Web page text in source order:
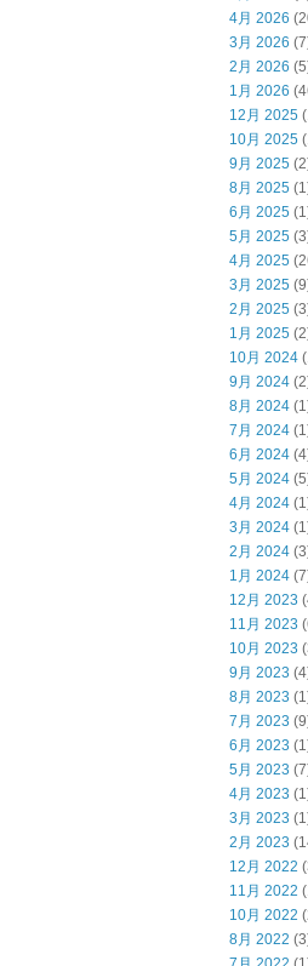
4月 2026
3月 2026
2月 2026
1月 2026
12月 2025
10月 2025
9月 2025
8月 2025
6月 2025
5月 2025
4月 2025
3月 2025
2月 2025
1月 2025
10月 2024
9月 2024
8月 2024
7月 2024
6月 2024
5月 2024
4月 2024
3月 2024
2月 2024
1月 2024
12月 2023
11月 2023
10月 2023
9月 2023
8月 2023
7月 2023
6月 2023
5月 2023
4月 2023
3月 2023
2月 2023
12月 2022
11月 2022
10月 2022
8月 2022